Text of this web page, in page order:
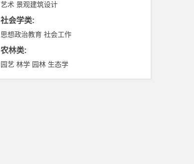
艺术 景观建筑设计
社会学类:
思想政治教育 社会工作
农林类:
园艺 林学 园林 生态学